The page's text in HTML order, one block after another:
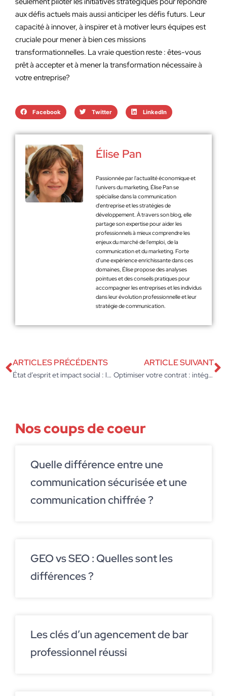
aux défis actuels mais aussi anticiper les défis futurs. Leur
capacité à innover, à inspirer et à motiver leurs équipes est
cruciale pour mener à bien ces missions
transformationnelles. La vraie question reste : êtes-vous
prêt à accepter et à mener la transformation nécessaire à
votre entreprise?
Facebook Twitter LinkedIn
Élise Pan
Passionnée par l'actualité économique et
l'univers du marketing, Élise Pan se
spécialise dans la communication
d'entreprise et les stratégies de
développement. À travers son blog, elle
partage son expertise pour aider les
professionnels à mieux comprendre les
enjeux du marché de l'emploi, de la
communication et du marketing. Forte
d’une expérience enrichissante dans ces
domaines, Élise propose des analyses
pointues et des conseils pratiques pour
accompagner les entreprises et les individus
dans leur évolution professionnelle et leur
stratégie de communication.
ARTICLES PRÉCÉDENTS
État d’esprit et impact social : les clés de l’entrepreneur moderne réussi
ARTICLE SUIVANT
Optimiser votre contrat : intégrer la clause ticket restaurant avec précision
Nos coups de coeur
Quelle différence entre une
communication sécurisée et une
communication chiffrée ?
GEO vs SEO : Quelles sont les
différences ?
Les clés d’un agencement de bar
professionnel réussi